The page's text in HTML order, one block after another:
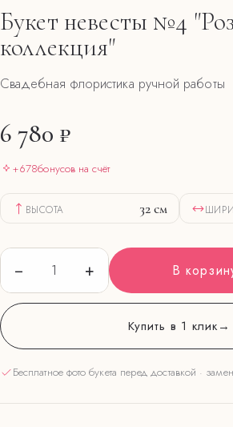
Букет невесты №4
коллекция"
Свадебная флористика ручной работы
6 780 ₽
+678бонусов на счёт
ВЫСОТА 32см
− 1 + В
Купить в 1 клик→
Бесплатное фото букета перед доставкой ·